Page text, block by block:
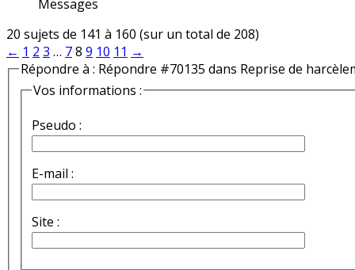
Messages
20 sujets de 141 à 160 (sur un total de 208)
← 1 2 3 … 78 9 10 11 →
Répondre à : Répondre #70135 dans Reprise de
Vos informations :
Pseudo :
E-mail :
Site :